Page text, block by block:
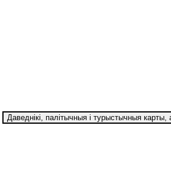
Даведнікі, палiтычныя i турыстычныя карты,